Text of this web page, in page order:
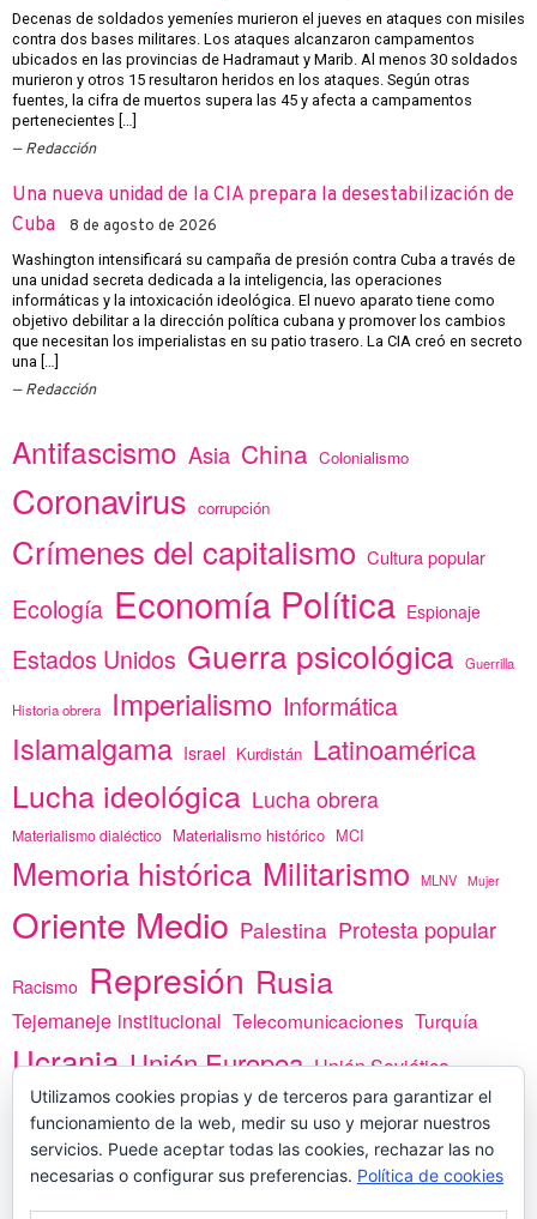
Decenas de soldados yemeníes murieron el jueves en ataques con misiles
contra dos bases militares. Los ataques alcanzaron campamentos
ubicados en las provincias de Hadramaut y Marib. Al menos 30 soldados
murieron y otros 15 resultaron heridos en los ataques. Según otras
fuentes, la cifra de muertos supera las 45 y afecta a campamentos
pertenecientes […]
Redacción
Una nueva unidad de la CIA prepara la desestabilización de
Cuba
8 de agosto de 2026
Washington intensificará su campaña de presión contra Cuba a través de
una unidad secreta dedicada a la inteligencia, las operaciones
informáticas y la intoxicación ideológica. El nuevo aparato tiene como
objetivo debilitar a la dirección política cubana y promover los cambios
que necesitan los imperialistas en su patio trasero. La CIA creó en secreto
una […]
Redacción
Antifascismo Asia China Colonialismo
Coronavirus corrupción
Crímenes del capitalismo Cultura popular
Ecología Economía Política Espionaje
Estados Unidos Guerra psicológica Guerrilla
Historia obrera Imperialismo Informática
Islamalgama Israel Kurdistán Latinoamérica
Lucha ideológica Lucha obrera
Materialismo dialéctico Materialismo histórico MCI
Memoria histórica Militarismo MLNV Mujer
Oriente Medio Palestina Protesta popular
Racismo Represión Rusia
Tejemaneje institucional Telecomunicaciones Turquía
Ucrania Unión Europea Unión Soviética
vacunas Yemen África
PREGÚNTANOS
Utilizamos cookies propias y de terceros para garantizar el
funcionamiento de la web, medir su uso y mejorar nuestros
servicios. Puede aceptar todas las cookies, rechazar las no
necesarias o configurar sus preferencias. Política de cookies